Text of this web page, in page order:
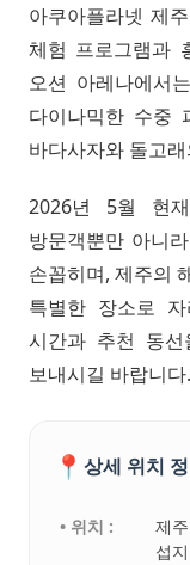
아쿠아플라넷 제
체험 프로그램과
오션 아레나에서
다이나믹한 수중
바다사자와 돌고
2026년 5월 현
방문객뿐만 아니
손꼽히며, 제주의
특별한 장소로
시간과 추천 동
보내시길 바랍니다.
📍 상세 위치
• 위치 :
제
섭